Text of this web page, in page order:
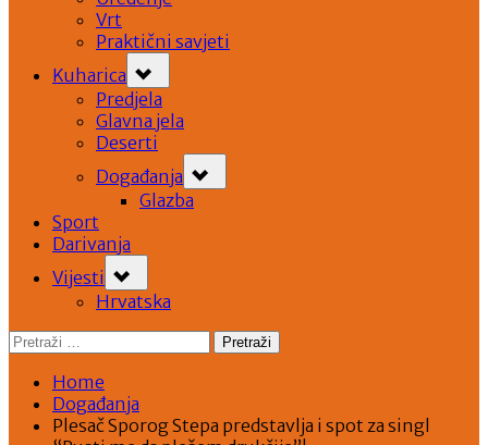
Vrt
Praktični savjeti
Kuharica
sub-
menu
Predjela
Glavna jela
Deserti
Događanja
sub-
menu
Glazba
Sport
Darivanja
Vijesti
sub-
menu
Hrvatska
Pretraži:
Home
Događanja
Plesač Sporog Stepa predstavlja i spot za singl